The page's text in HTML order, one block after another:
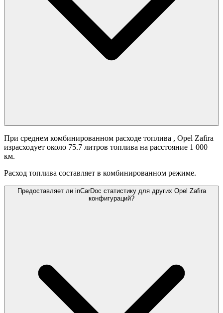
При среднем комбинированном расходе топлива , Opel Zafira
израсходует около 75.7 литров топлива на расстояние 1 000
км.
Расход топлива составляет в комбинированном режиме.
Предоставляет ли inCarDoc статистику для других Opel Zafira
конфигураций?